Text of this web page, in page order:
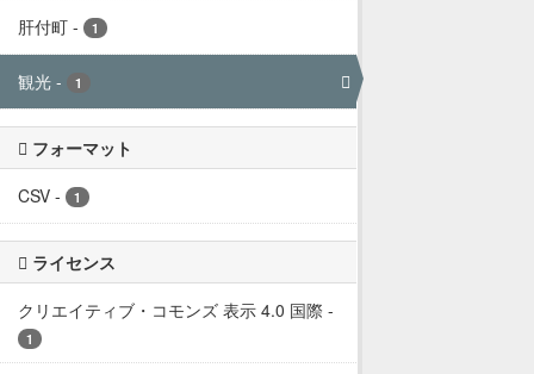
肝付町 - 1
観光 - 1
フォーマット
CSV - 1
ライセンス
クリエイティブ・コモンズ 表示 4.0 国際 -
1